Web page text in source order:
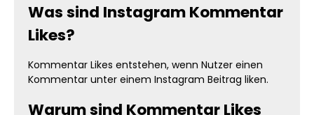
Was sind Instagram Kommentar
Likes?
Kommentar Likes entstehen, wenn Nutzer einen
Kommentar unter einem Instagram Beitrag liken.
Warum sind Kommentar Likes